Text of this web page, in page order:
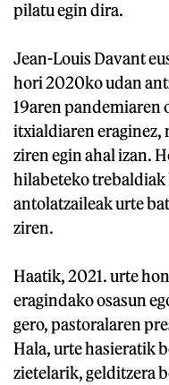
pilatu egin dira.
Jean-Louis Davant
hori 2020ko udan
19aren pandemiaren
itxialdiaren eraginez,
ziren egin ahal izan.
hilabeteko
antolatzaileak urte
ziren.
Haatik, 2021. urte
eragindako osasun
gero, pastoralaren
Hala, urte hasieratik
zietelarik, gelditzera